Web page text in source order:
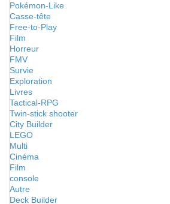
Pokémon-Like
Casse-tête
Free-to-Play
Film
Horreur
FMV
Survie
Exploration
Livres
Tactical-RPG
Twin-stick shooter
City Builder
LEGO
Multi
Cinéma
Film
console
Autre
Deck Builder